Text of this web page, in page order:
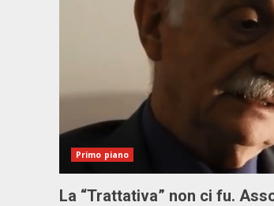
Primo piano
La “Trattativa” non ci fu.